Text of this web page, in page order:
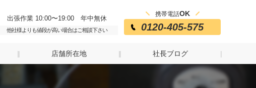
出張作業 10:00〜19:00 年中無休
他社様よりも値段が高い場合はご相談下さい
携帯電話OK
0120-405-575
店舗所在地 社長ブログ